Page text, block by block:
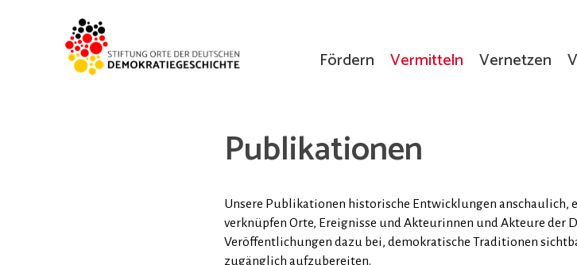
Fördern Vermitteln Vernetzen
Publikationen
Unsere Publikationen historische Entwicklungen anschaulich,
verknüpfen Orte, Ereignisse und Akteurinnen und Akteure der
Veröffentlichungen dazu bei, demokratische Traditionen
zugänglich aufzubereiten.